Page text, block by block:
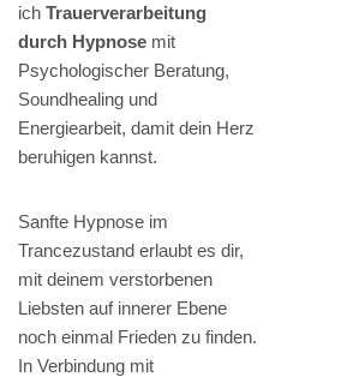
ich Trauerverarbeitung
durch Hypnose mit
Psychologischer Beratung,
Soundhealing und
Energiearbeit, damit dein Herz
beruhigen kannst.
Sanfte Hypnose im
Trancezustand erlaubt es dir,
mit deinem verstorbenen
Liebsten auf innerer Ebene
noch einmal Frieden zu finden.
In Verbindung mit